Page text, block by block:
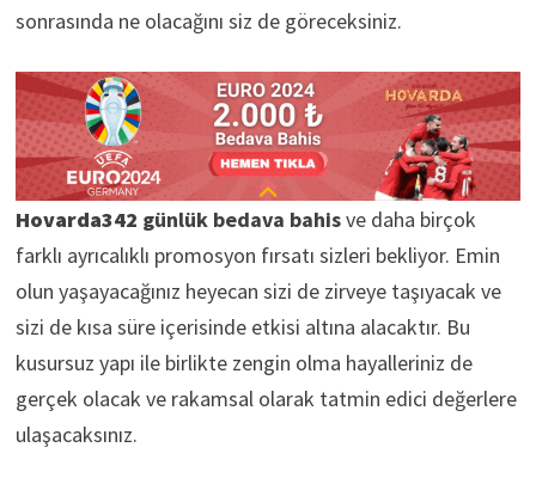
sonrasında ne olacağını siz de göreceksiniz.
Hovarda342 günlük bedava bahisve daha birçok
farklı ayrıcalıklı promosyon fırsatı sizleri bekliyor. Emin
olun yaşayacağınız heyecan sizi de zirveye taşıyacak ve
sizi de kısa süre içerisinde etkisi altına alacaktır. Bu
kusursuz yapı ile birlikte zengin olma hayalleriniz de
gerçek olacak ve rakamsal olarak tatmin edici değerlere
ulaşacaksınız.